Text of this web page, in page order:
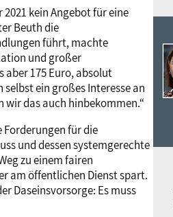
kein Angebot für eine
Beuth die
führt, machte
und großer
aber 175 Euro, absolut
ein großes Interesse an
wir das auch hinbekommen.“
Forderungen für die
und dessen systemgerechte
zu einem fairen
am öffentlichen Dienst spart.
Daseinsvorsorge: Es muss